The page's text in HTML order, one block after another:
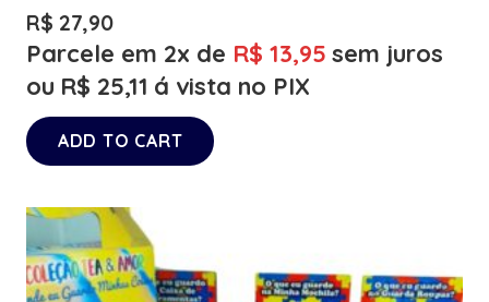
R$ 27,90
Parcele em 2x de R$ 13,95 sem juros
ou R$ 25,11 á vista no PIX
ADD TO CART